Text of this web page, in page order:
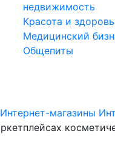
недвижимость
Красота и
Медицинский
Общепиты
Интернет-магазины